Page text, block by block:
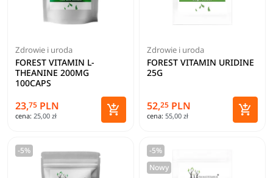
Zdrowie i uroda
FOREST VITAMIN L-
THEANINE 200MG
100CAPS
23,75 PLN
cena: 25,00 zł 
Dodaj do koszyka
Zdrowie i uroda
FOREST VITAMIN URIDINE
25G
52,25 PLN
cena: 55,00 zł 
Dodaj
-5%
-5%
Nowy